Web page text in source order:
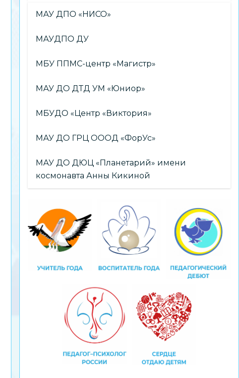
МАУ ДПО «НИСО»
МАУДПО ДУ
МБУ ППМС-центр «Магистр»
МАУ ДО ДТД УМ «Юниор»
МБУДО «Центр «Виктория»
МАУ ДО ГРЦ ОООД «ФорУс»
МАУ ДО ДЮЦ «Планетарий» имени
космонавта Анны Кикиной